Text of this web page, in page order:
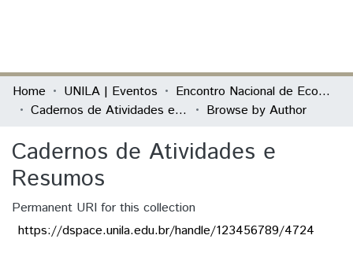
Communities & Collections
All of DSpace
Home UNILA | Eventos
Encontro Nacional de Economia Política
Cadernos de Atividades e Resumos
Browse by Author
Cadernos de Atividades e
Resumos
Permanent URI for this collection
https://dspace.unila.edu.br/handle/123456789/4724